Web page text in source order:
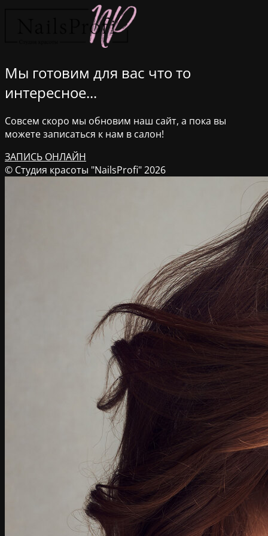
Мы готовим для вас что то
интересное...
Совсем скоро мы обновим наш сайт, а пока вы
можете записаться к нам в салон!
ЗАПИСЬ ОНЛАЙН
© Студия красоты "NailsProfi" 2026